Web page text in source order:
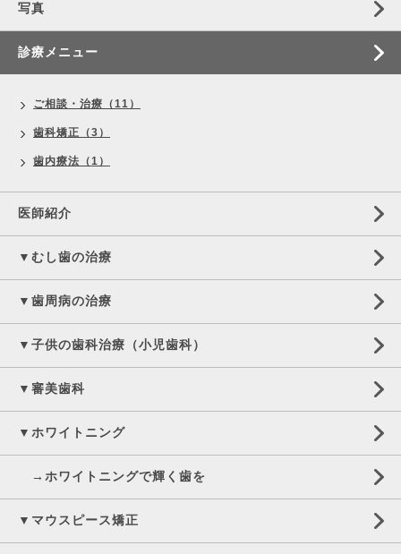
写真
診療メニュー
ご相談・治療（11）
歯科矯正（3）
歯内療法（1）
医師紹介
▼むし歯の治療
▼歯周病の治療
▼子供の歯科治療（小児歯科）
▼審美歯科
▼ホワイトニング
→ホワイトニングで輝く歯を
▼マウスピース矯正